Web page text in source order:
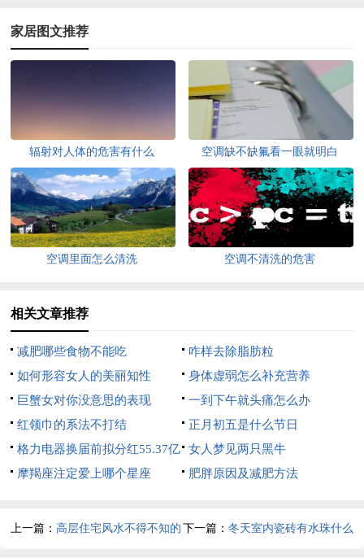
家居图文推荐
辐射对人体的危害有什么 空调缺不缺氟看一眼就明白
空调里面怎么清洗 空调不清洗的危害
相关文章推荐
减肥哪些食物不能吃
咋样去除脂肪粒
如何形容女人的美丽知性
身体虚弱怎么补充营养
巨蟹女对你没意思的表现
一到下午就头痛怎么办
红领巾的系法不打结
正月初五是什么节日
格力电器换届前拟分红55.37亿
元
女人梦见两只黑牛
摩羯座注定爱上哪个星座
肥胖原因及减肥方法
上一篇：高层住宅风水不得不知的 下一篇： 冬天室内瓷砖有水珠什么